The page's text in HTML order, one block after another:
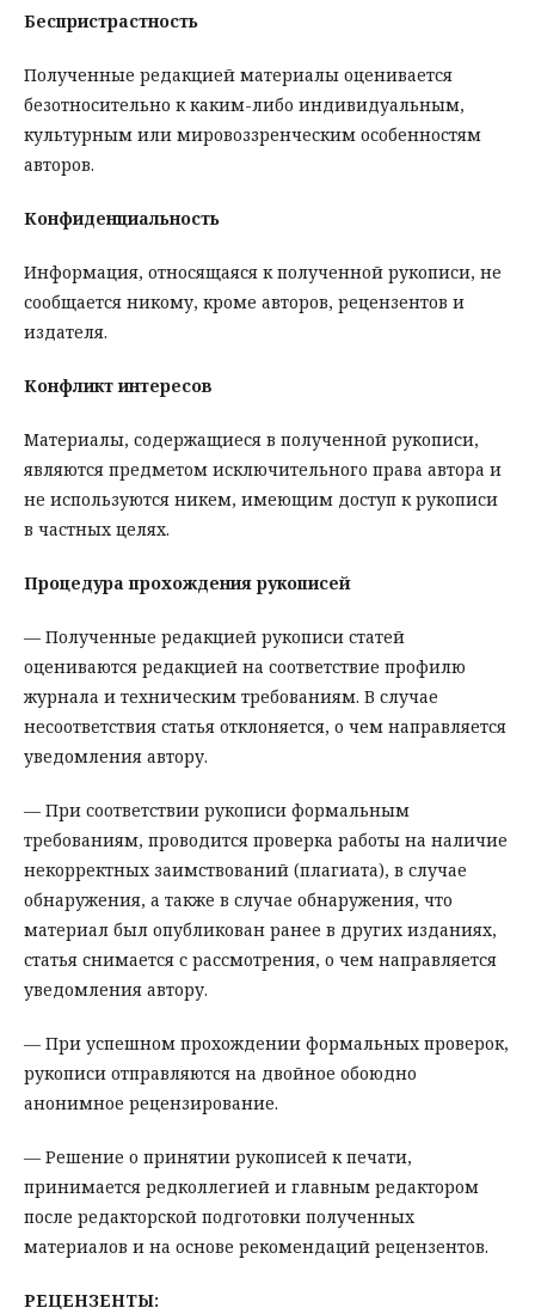
Беспристрастность
Полученные редакцией материалы оценивается
безотносительно к каким-либо индивидуальным,
культурным или мировоззренческим особенностям
авторов.
Конфиденциальность
Информация, относящаяся к полученной рукописи, не
сообщается никому, кроме авторов, рецензентов и
издателя.
Конфликт интересов
Материалы, содержащиеся в полученной рукописи,
являются предметом исключительного права автора и
не используются никем, имеющим доступ к рукописи
в частных целях.
Процедура прохождения рукописей
— Полученные редакцией рукописи статей
оцениваются редакцией на соответствие профилю
журнала и техническим требованиям. В случае
несоответствия статья отклоняется, о чем направляется
уведомления автору.
— При соответствии рукописи формальным
требованиям, проводится проверка работы на наличие
некорректных заимствований (плагиата), в случае
обнаружения, а также в случае обнаружения, что
материал был опубликован ранее в других изданиях,
статья снимается с рассмотрения, о чем направляется
уведомления автору.
— При успешном прохождении формальных проверок,
рукописи отправляются на двойное обоюдно
анонимное рецензирование.
— Решение о принятии рукописей к печати,
принимается редколлегией и главным редактором
после редакторской подготовки полученных
материалов и на основе рекомендаций рецензентов.
РЕЦЕНЗЕНТЫ: